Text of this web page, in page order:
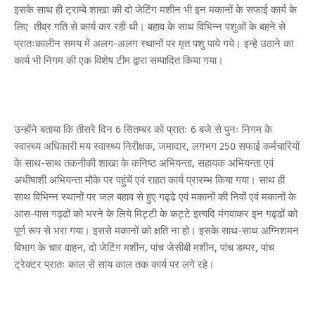
इसके साथ ही ट्राम्बे शाखा की दो जेटिंग मशीन भी इन मकानों के सफाई कार्य के
लिए तीव्र गति से कार्य कर रही थी। बहाव के साथ विभिन्न पशुओं के बहने से
प्रातःकालीन समय में अलग-अलग स्थानों पर मृत पशु पाये गये। इन्हे उठाने का
कार्य भी निगम की एक विशेष टीम द्वारा सम्पादित किया गया।
उन्होंने बताया कि तीसरे दिन 6 सितम्बर को प्रातः 6 बजे से पुनः निगम के
स्वास्थ्य अधिकारी मय स्वास्थ्य निरीक्षक, जमादार, लगभग 250 सफाई कर्मचारियों
के साथ-साथ तकनीकी शाखा के कनिष्ठ अभियन्ता, सहायक अभियन्ता एवं
अधीषाशी अभियन्ता मौके पर पहुंचें एवं राहत कार्य प्रारम्भ किया गया। साथ ही
साथ विभिन्न स्थानों पर जल बहाव से हुए गढ्ढे एवं मकानों की निवों एवं मकानों के
आस-पास गढ्ढों को भरने के लिये मिट्टी के कट्टे इत्यदि मंगवाकर इन गढ्ढों को
पूर्ण रूप से भरा गया। इससे मकानों को क्षति ना हो। इसके साथ-साथ अग्निशमन
विभाग के चार वाहन, दो जेटिंग मशीन, पांच जेसीबी मशीन, पांच डम्पर, पांच
ट्रेक्टर प्रातः काल से सांय काल तक कार्य पर लगे रहे।